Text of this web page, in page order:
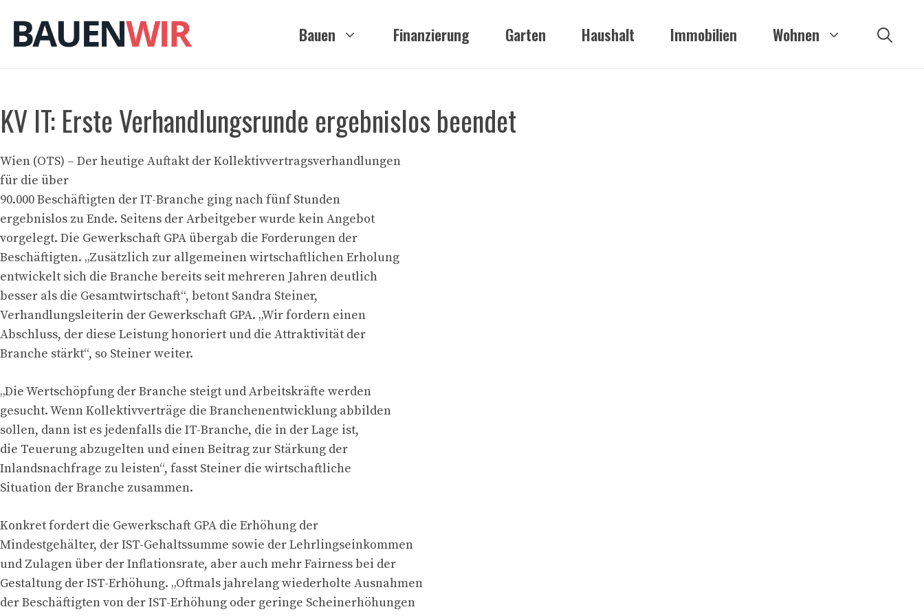
Inhalt
springen
Bauen Finanzierung Garten Haushalt Immobilien Wohnen
KV IT: Erste Verhandlungsrunde ergebnislos beendet
Wien (OTS) – Der heutige Auftakt der Kollektivvertragsverhandlungen
für die über
90.000 Beschäftigten der IT-Branche ging nach fünf Stunden
ergebnislos zu Ende. Seitens der Arbeitgeber wurde kein Angebot
vorgelegt. Die Gewerkschaft GPA übergab die Forderungen der
Beschäftigten. „Zusätzlich zur allgemeinen wirtschaftlichen Erholung
entwickelt sich die Branche bereits seit mehreren Jahren deutlich
besser als die Gesamtwirtschaft“, betont Sandra Steiner,
Verhandlungsleiterin der Gewerkschaft GPA. „Wir fordern einen
Abschluss, der diese Leistung honoriert und die Attraktivität der
Branche stärkt“, so Steiner weiter.
„Die Wertschöpfung der Branche steigt und Arbeitskräfte werden
gesucht. Wenn Kollektivverträge die Branchenentwicklung abbilden
sollen, dann ist es jedenfalls die IT-Branche, die in der Lage ist,
die Teuerung abzugelten und einen Beitrag zur Stärkung der
Inlandsnachfrage zu leisten“, fasst Steiner die wirtschaftliche
Situation der Branche zusammen.
Konkret fordert die Gewerkschaft GPA die Erhöhung der
Mindestgehälter, der IST-Gehaltssumme sowie der Lehrlingseinkommen
und Zulagen über der Inflationsrate, aber auch mehr Fairness bei der
Gestaltung der IST-Erhöhung. „Oftmals jahrelang wiederholte Ausnahmen
der Beschäftigten von der IST-Erhöhung oder geringe Scheinerhöhungen